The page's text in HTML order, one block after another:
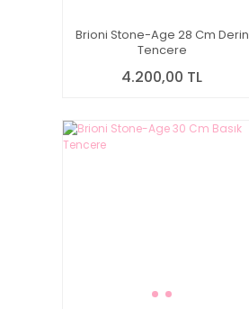
Brioni Stone-Age 28 Cm Derin
Tencere
4.200,00 TL